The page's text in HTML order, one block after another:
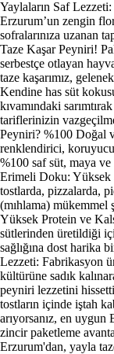
Yaylaların Saf
Erzurum’un zengin
sofralarınıza uzanan
Taze Kaşar Peyniri!
serbestçe otlayan
taze kaşarımız,
Kendine has süt
kıvamındaki
tariflerinizin
Peyniri? %100 Doğal
renklendirici,
%100 saf süt, maya
Erimeli Doku: Yüksek
tostlarda, pizzalarda,
(mıhlama) mükemmel
Yüksek Protein ve
sütlerinden üretildiği
sağlığına dost harika
Lezzeti: Fabrikasyon
kültürüne sadık
peyniri lezzetini
tostların içinde iştah
arıyorsanız, en
zincir paketleme
Erzurum'dan, yayla